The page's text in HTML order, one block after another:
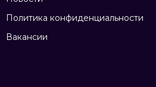
Политика конфиденциальности
Вакансии